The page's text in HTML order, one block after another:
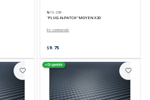
15-296 ·
'PLUG-N-PATCH''MOYEN X20
En commande
9.75
Disponible